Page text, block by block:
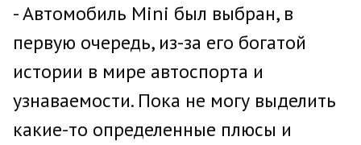
- Автомобиль Mini был выбран, в
первую очередь, из-за его богатой
истории в мире автоспорта и
узнаваемости. Пока не могу выделить
какие-то определенные плюсы и